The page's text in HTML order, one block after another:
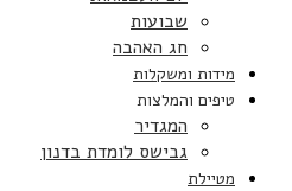
שבועות
חג האהבה
מידות ומשקלות
טיפים והמלצות
המגדיר
גבישס לומדת בדנון
מטיילת